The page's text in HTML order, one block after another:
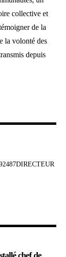
collective et
de la
la volonté des
depuis
chef de